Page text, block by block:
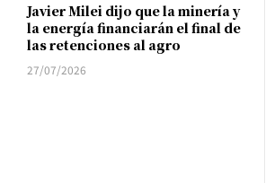
Javier Milei dijo que la minería y
la energía financiarán el final de
las retenciones al agro
27/07/2026